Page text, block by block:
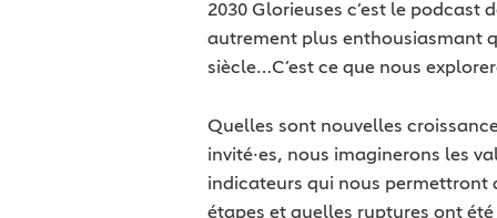
2030 Glorieuses c’est le podcast
autrement plus enthousiasmant
siècle…C’est ce que nous
Quelles sont nouvelles
invité·es, nous imaginerons les
indicateurs qui nous permettront
étapes et quelles ruptures ont